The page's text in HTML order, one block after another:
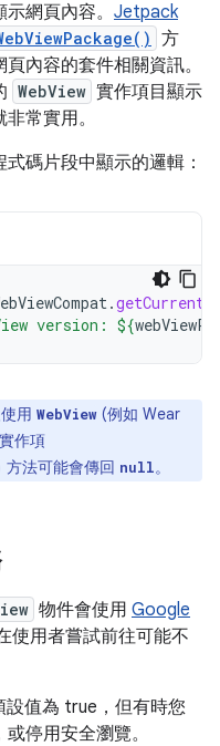
網頁內容。 Jetpack
方
內容的套件相關資訊。
WebView 實作項目顯示
常實用。
碼片段中顯示的邏輯：
.
version: ${
用 WebView (例如 Wear
實作項
方法可能會傳回 null。
物件會使用 Google
使用者嘗試前往可能不
設值為 true，但有時您
停用安全瀏覽。